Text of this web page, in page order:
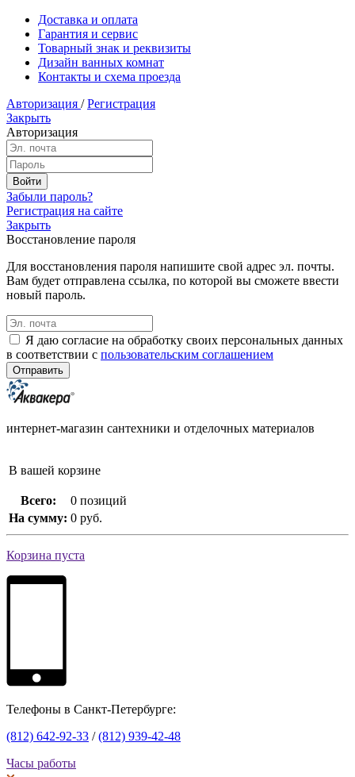
Доставка и оплата
Гарантия и сервис
Товарный знак и реквизиты
Дизайн ванных комнат
Контакты и схема проезда
Авторизация / Регистрация
Закрыть
Авторизация
Забыли пароль?
Регистрация на сайте
Закрыть
Восстановление пароля
Для восстановления пароля напишите свой адрес эл. почты.
Вам будет отправлена ссылка, по которой вы сможете ввести
новый пароль.
Я даю согласие на обработку своих персональных данных
в соответствии с пользовательским соглашением
интернет-магазин сантехники и отделочных материалов
В вашей корзине
Всего:
0 позиций
На сумму: 0 руб.
Корзина пуста
Телефоны в Санкт-Петербурге:
(812) 642-92-33 /(812) 939-42-48
Часы работы